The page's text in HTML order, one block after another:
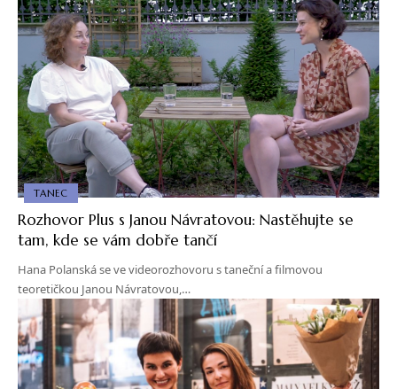
TANEC
Rozhovor Plus s Janou Návratovou: Nastěhujte se
tam, kde se vám dobře tančí
Hana Polanská se ve videorozhovoru s taneční a filmovou
teoretičkou Janou Návratovou,…